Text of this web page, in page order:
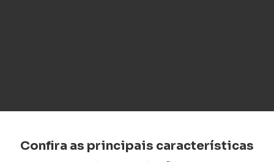
Confira as principais características